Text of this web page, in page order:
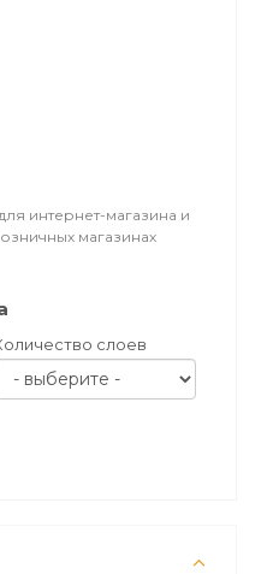
интернет-магазина и
магазинах
слоев